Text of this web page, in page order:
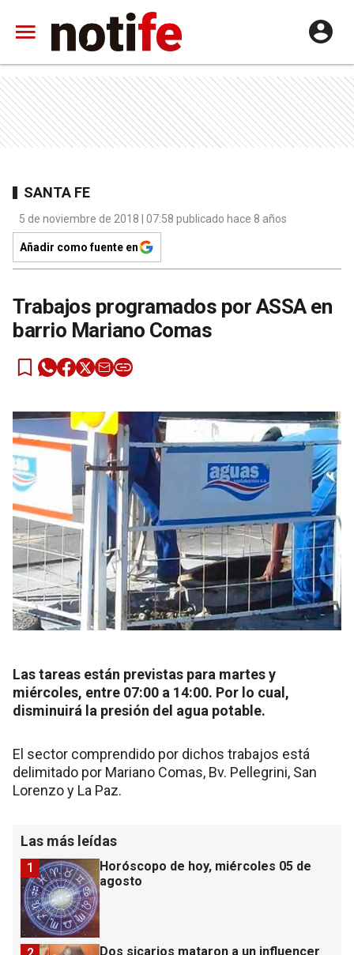
SANTA FE
5 de noviembre de 2018 | 07:58 publicado hace 8 años
Añadir como fuente en
Trabajos programados por ASSA en
barrio Mariano Comas
Las tareas están previstas para martes y
miércoles, entre 07:00 a 14:00. Por lo cual,
disminuirá la presión del agua potable.
El sector comprendido por dichos trabajos está
delimitado por Mariano Comas, Bv. Pellegrini, San
Lorenzo y La Paz.
Las más leídas
Horóscopo de hoy, miércoles 05 de
agosto
1
Dos sicarios mataron a un influencer